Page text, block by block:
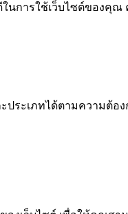
การใช้เว็บไซต์ของคุณ
ระเภทได้ตามความต้อง